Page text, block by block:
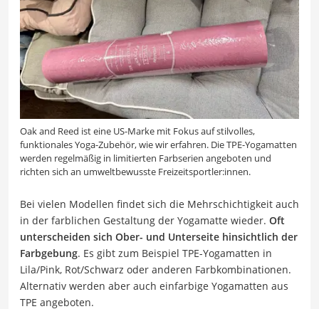
Oak and Reed ist eine US-Marke mit Fokus auf stilvolles,
funktionales Yoga-Zubehör, wie wir erfahren. Die TPE-Yogamatten
werden regelmäßig in limitierten Farbserien angeboten und
richten sich an umweltbewusste Freizeitsportler:innen.
Bei vielen Modellen findet sich die Mehrschichtigkeit auch
in der farblichen Gestaltung der Yogamatte wieder. Oft
unterscheiden sich Ober- und Unterseite hinsichtlich der
Farbgebung. Es gibt zum Beispiel TPE-Yogamatten in
Lila/Pink, Rot/Schwarz oder anderen Farbkombinationen.
Alternativ werden aber auch einfarbige Yogamatten aus
TPE angeboten.